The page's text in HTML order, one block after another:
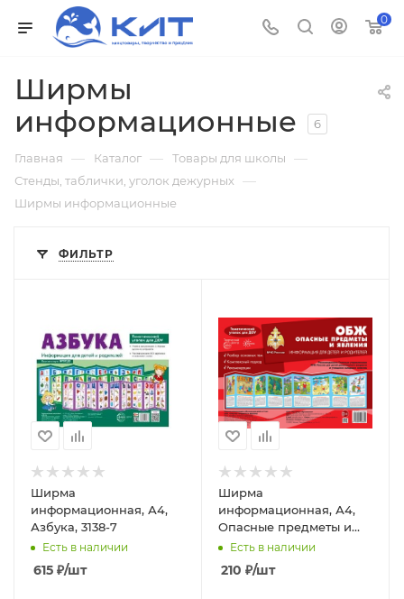
0
Ширмы
информационные
6
Главная — Каталог — Товары для школы —
Стенды, таблички, уголок дежурных —
Ширмы информационные
ФИЛЬТР
Ширма
информационная, А4,
Азбука, 3138-7
Есть в наличии
615 ₽/шт
Ширма
информационная, А4,
Опасные предметы и
явления, 7505-9
Есть в наличии
210 ₽/шт